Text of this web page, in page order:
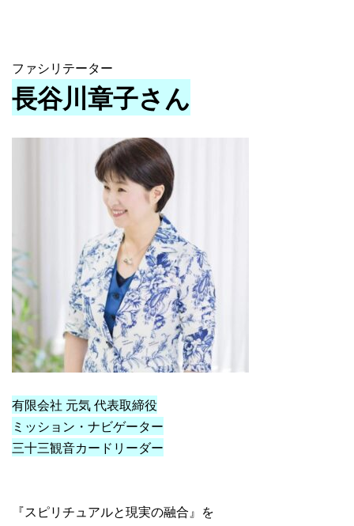
ファシリテーター
長谷川章子さん
有限会社 元気 代表取締役
ミッション・ナビゲーター
三十三観音カードリーダー
『スピリチュアルと現実の融合』を